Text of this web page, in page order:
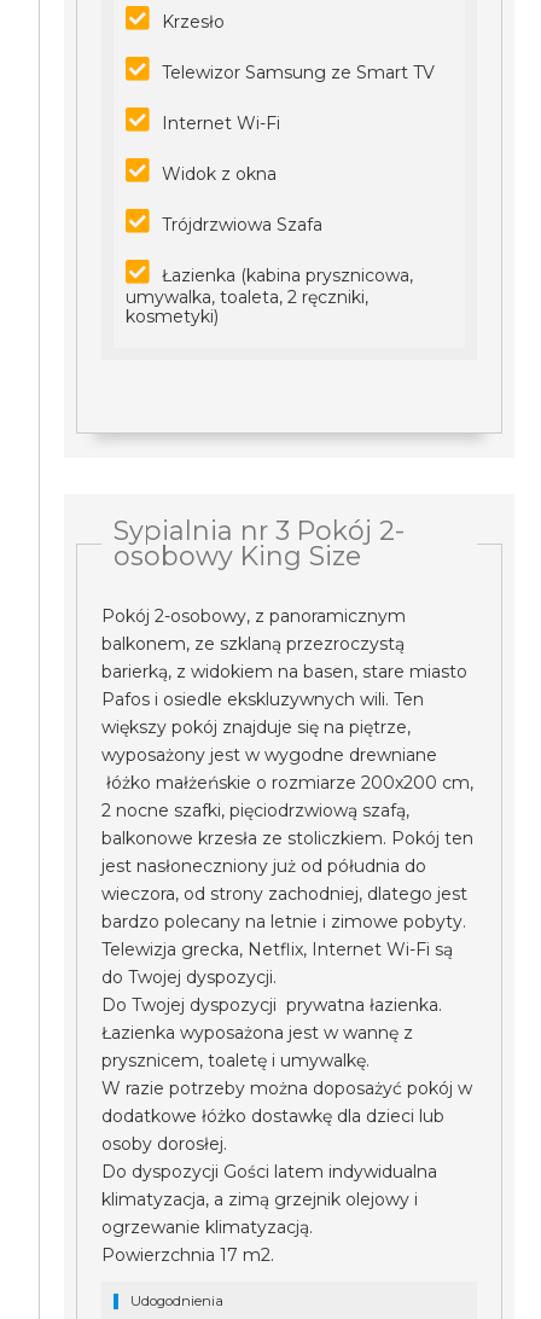
Krzesło
Telewizor Samsung ze Smart TV
Internet Wi-Fi
Widok z okna
Trójdrzwiowa Szafa
Łazienka (kabina prysznicowa,
umywalka, toaleta, 2 ręczniki,
kosmetyki)
Sypialnia nr 3 Pokój 2-
osobowy King Size
Pokój 2-osobowy, z panoramicznym
balkonem, ze szklaną przezroczystą
barierką, z widokiem na basen, stare miasto
Pafos i osiedle ekskluzywnych wili. Ten
większy pokój znajduje się na piętrze,
wyposażony jest w wygodne drewniane
łóżko małżeńskie o rozmiarze 200x200 cm,
2 nocne szafki, pięciodrzwiową szafą,
balkonowe krzesła ze stoliczkiem. Pokój ten
jest nasłoneczniony już od półudnia do
wieczora, od strony zachodniej, dlatego jest
bardzo polecany na letnie i zimowe pobyty.
Telewizja grecka, Netflix, Internet Wi-Fi są
do Twojej dyspozycji.
Do Twojej dyspozycji prywatna łazienka.
Łazienka wyposażona jest w wannę z
prysznicem, toaletę i umywalkę.
W razie potrzeby można doposażyć pokój w
dodatkowe łóżko dostawkę dla dzieci lub
osoby dorosłej.
Do dyspozycji Gości latem indywidualna
klimatyzacja, a zimą grzejnik olejowy i
ogrzewanie klimatyzacją.
Powierzchnia 17 m2.
Udogodnienia